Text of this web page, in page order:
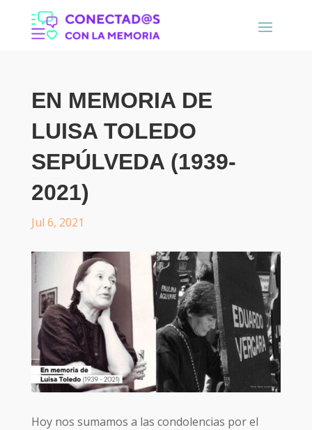
EN MEMORIA DE
LUISA TOLEDO
SEPÚLVEDA (1939-
2021)
Jul 6, 2021
Hoy nos sumamos a las condolencias por el